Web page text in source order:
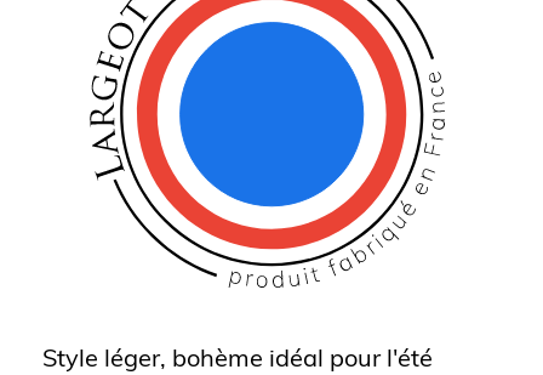
Style léger, bohème idéal pour l'été